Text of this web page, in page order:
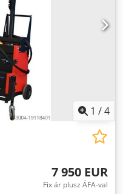
1 /4
7 950 EUR
Fix ár plusz ÁFA-val